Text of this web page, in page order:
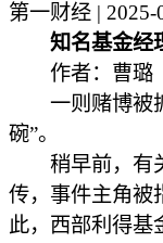
第一财经 | 2025-
知名基金经
作者：曹璐
一则赌博被抓
碗”。
稍早前，有关
传，事件主角被
此，西部利得基